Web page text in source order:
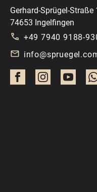
Gerhard-Sprügel-Straße
74653 Ingelfingen
+49 7940 9188-